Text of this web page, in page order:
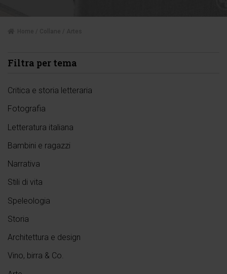
Filtra per tema
Critica e storia letteraria
Fotografia
Letteratura italiana
Bambini e ragazzi
Narrativa
Stili di vita
Speleologia
Storia
Architettura e design
Vino, birra & Co.